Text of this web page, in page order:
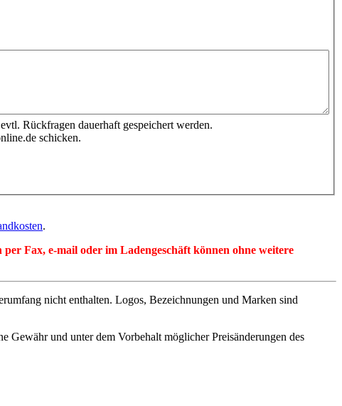
Rückfragen dauerhaft gespeichert werden.
schicken.
.
Fax, e-mail oder im Ladengeschäft können ohne weitere
nicht enthalten. Logos, Bezeichnungen und Marken sind
und unter dem Vorbehalt möglicher Preisänderungen des